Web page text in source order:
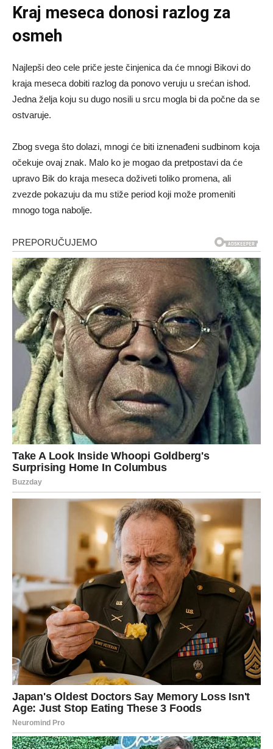
Kraj meseca donosi razlog za
osmeh
Najlepši deo cele priče jeste činjenica da će mnogi Bikovi do
kraja meseca dobiti razlog da ponovo veruju u srećan ishod.
Jedna želja koju su dugo nosili u srcu mogla bi da počne da se
ostvaruje.
Zbog svega što dolazi, mnogi će biti iznenađeni sudbinom koja
očekuje ovaj znak. Malo ko je mogao da pretpostavi da će
upravo Bik do kraja meseca doživeti toliko promena, ali
zvezde pokazuju da mu stiže period koji može promeniti
mnogo toga nabolje.